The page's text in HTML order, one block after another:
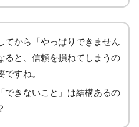
てから「やっぱりできません
ると、信頼を損ねてしまうの
ですね。
できないこと」は結構あるの